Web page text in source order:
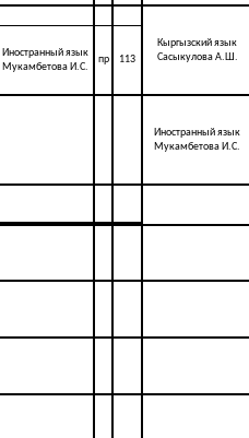
Кыргызский язык
Сасыкулова А.Ш.
Иностранный язык
Мукамбетова И.С.
пр 113
Иностранный язык
Мукамбетова И.С.